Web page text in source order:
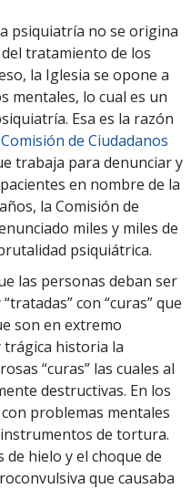
psiquiatría no se origina
tratamiento de los
la Iglesia se opone a
mentales, lo cual es un
Esa es la razón
Comisión de Ciudadanos
trabaja para denunciar y
en nombre de la
la Comisión de
miles y miles de
psiquiátrica.
las personas deban ser
con “curas” que
son en extremo
trágica historia la
“curas” las cuales al
destructivas. En los
problemas mentales
de tortura.
hielo y el choque de
que causaba